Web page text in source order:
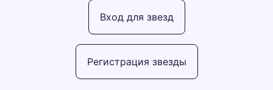
Регистрация звезды
Вход для звезд